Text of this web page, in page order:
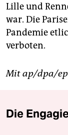
Lille und
war. Die
Pandemie
verboten.
Mit ap/dpa/
Die